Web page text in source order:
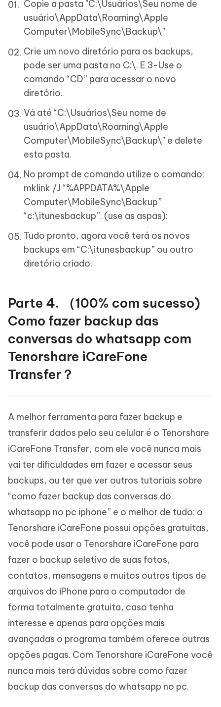
Copie a pasta "C:\Usuários\Seu nome de
usuário\AppData\Roaming\Apple
Computer\MobileSync\Backup\"
Crie um novo diretório para os backups,
pode ser uma pasta no C:\. E 3-Use o
comando “CD” para acessar o novo
diretório.
Vá até “C:\Usuários\Seu nome de
usuário\AppData\Roaming\Apple
Computer\MobileSync\Backup\" e delete
esta pasta.
No prompt de comando utilize o comando:
mklink /J “%APPDATA%\Apple
Computer\MobileSync\Backup”
“c:\itunesbackup”. (use as aspas):
Tudo pronto, agora você terá os novos
backups em “C:\itunesbackup” ou outro
diretório criado.
Parte 4. （100% com sucesso)
Como fazer backup das
conversas do whatsapp com
Tenorshare iCareFone
Transfer？
A melhor ferramenta para fazer backup e
transferir dados pelo seu celular é o Tenorshare
iCareFone Transfer, com ele você nunca mais
vai ter dificuldades em fazer e acessar seus
backups, ou ter que ver outros tutoriais sobre
“como fazer backup das conversas do
whatsapp no pc iphone” e o melhor de tudo: o
Tenorshare iCareFone possui opções gratuitas,
você pode usar o Tenorshare iCareFone para
fazer o backup seletivo de suas fotos,
contatos, mensagens e muitos outros tipos de
arquivos do iPhone para o computador de
forma totalmente gratuita, caso tenha
interesse e apenas para opções mais
avançadas o programa também oferece outras
opções pagas. Com Tenorshare iCareFone você
nunca mais terá dúvidas sobre como fazer
backup das conversas do whatsapp no pc.